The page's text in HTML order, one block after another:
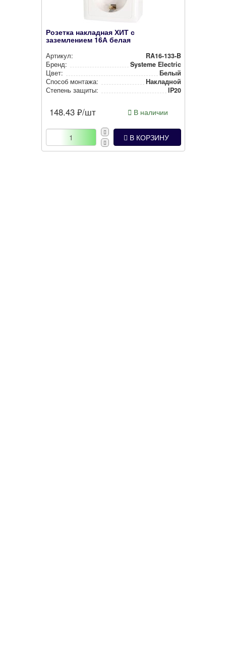
Розетка накладная ХИТ с
заземлением 16А белая
Артикул:
RA16-133-B
Бренд:
Systeme Electric
Цвет:
Белый
Способ монтажа:
Накладной
Степень защиты:
IP20
148.43 ₽/шт В наличии
В КОРЗИНУ